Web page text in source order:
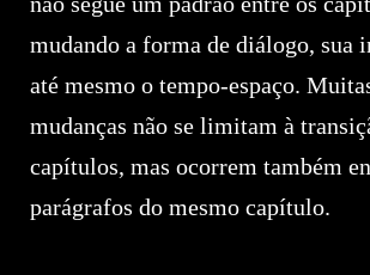
mudando a forma de diálogo, sua
até mesmo o tempo-espaço.
mudanças não se limitam à
capítulos, mas ocorrem também
parágrafos do mesmo capítulo.